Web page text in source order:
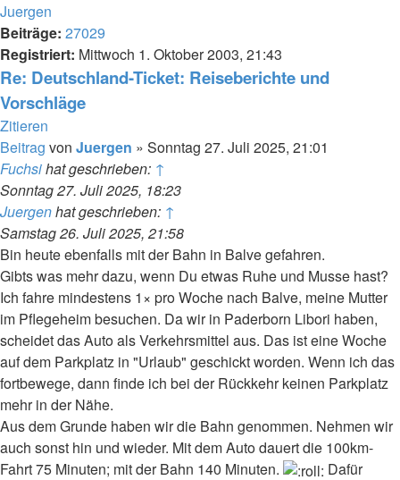
Juergen
Beiträge: 27029
Registriert: Mittwoch 1. Oktober 2003, 21:43
Re: Deutschland-Ticket: Reiseberichte und
Vorschläge
Zitieren
Beitrag von Juergen » Sonntag 27. Juli 2025, 21:01
Fuchsihat geschrieben: ↑
Sonntag 27. Juli 2025, 18:23
Juergenhat geschrieben: ↑
Samstag 26. Juli 2025, 21:58
Bin heute ebenfalls mit der Bahn in Balve gefahren.
Gibts was mehr dazu, wenn Du etwas Ruhe und Musse hast?
Ich fahre mindestens 1× pro Woche nach Balve, meine Mutter
im Pflegeheim besuchen. Da wir in Paderborn Libori haben,
scheidet das Auto als Verkehrsmittel aus. Das ist eine Woche
auf dem Parkplatz in "Urlaub" geschickt worden. Wenn ich das
fortbewege, dann finde ich bei der Rückkehr keinen Parkplatz
mehr in der Nähe.
Aus dem Grunde haben wir die Bahn genommen. Nehmen wir
auch sonst hin und wieder. Mit dem Auto dauert die 100km-
Fahrt 75 Minuten; mit der Bahn 140 Minuten.
Dafür